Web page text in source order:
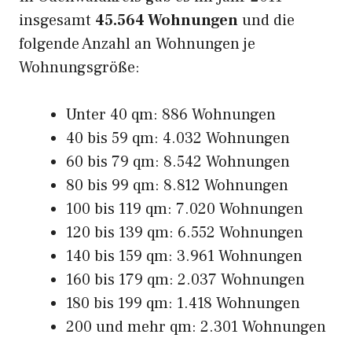
insgesamt 45.564 Wohnungenund die
folgende Anzahl an Wohnungen je
Wohnungsgröße:
Unter 40 qm: 886 Wohnungen
40 bis 59 qm: 4.032 Wohnungen
60 bis 79 qm: 8.542 Wohnungen
80 bis 99 qm: 8.812 Wohnungen
100 bis 119 qm: 7.020 Wohnungen
120 bis 139 qm: 6.552 Wohnungen
140 bis 159 qm: 3.961 Wohnungen
160 bis 179 qm: 2.037 Wohnungen
180 bis 199 qm: 1.418 Wohnungen
200 und mehr qm: 2.301 Wohnungen